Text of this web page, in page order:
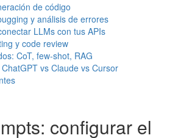
de código
y análisis de errores
LLMs con tus APIs
y code review
CoT, few-shot, RAG
vs Claude vs Cursor
configurar el